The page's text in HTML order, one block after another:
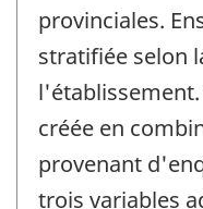
provinciales.
stratifiée selon
créée en
provenant
trois variables